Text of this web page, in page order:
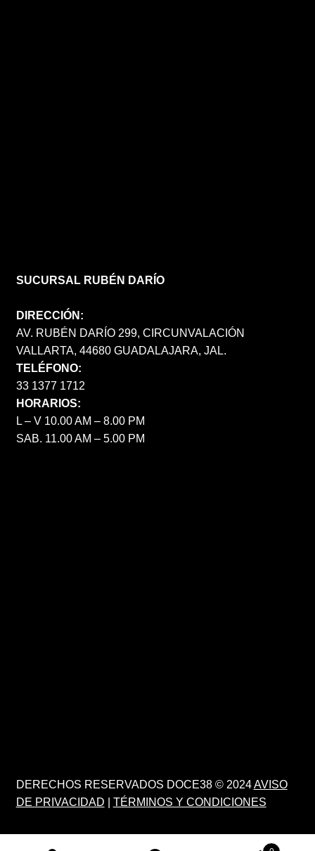
SUCURSAL RUBÉN DARÍO
DIRECCIÓN:
AV. RUBÉN DARÍO 299, CIRCUNVALACIÓN
VALLARTA, 44680 GUADALAJARA, JAL.
TELÉFONO:
33 1377 1712
HORARIOS:
L – V 10.00 AM – 8.00 PM
SAB. 11.00 AM – 5.00 PM
DERECHOS RESERVADOS DOCE38 © 2024AVISO
DE PRIVACIDAD
TÉRMINOS Y CONDICIONES